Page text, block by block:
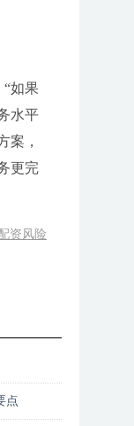
如果
水平
案，
更完
资风险
点